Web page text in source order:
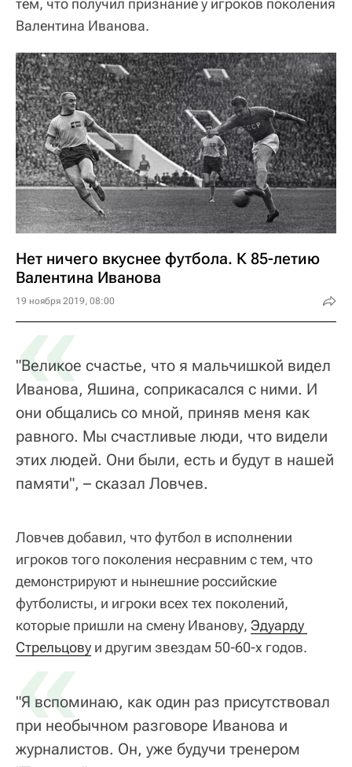
тем, что получил признание у игроков поколения
Валентина Иванова.
Нет ничего вкуснее футбола. К 85-летию
Валентина Иванова
19 ноября 2019, 08:00
«
"Великое счастье, что я мальчишкой видел
Иванова, Яшина, соприкасался с ними. И
они общались со мной, приняв меня как
равного. Мы счастливые люди, что видели
этих людей. Они были, есть и будут в нашей
памяти", – сказал Ловчев.
Ловчев добавил, что футбол в исполнении
игроков того поколения несравним с тем, что
демонстрируют и нынешние российские
футболисты, и игроки всех тех поколений,
которые пришли на смену Иванову, Эдуарду
Стрельцову и другим звездам 50-60-х годов.
«
"Я вспоминаю, как один раз присутствовал
при необычном разговоре Иванова и
журналистов. Он, уже будучи тренером